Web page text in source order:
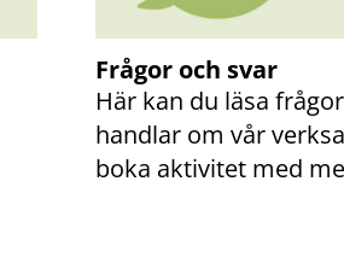
Frågor och svar
Här kan du läsa
handlar om vår
boka aktivitet med